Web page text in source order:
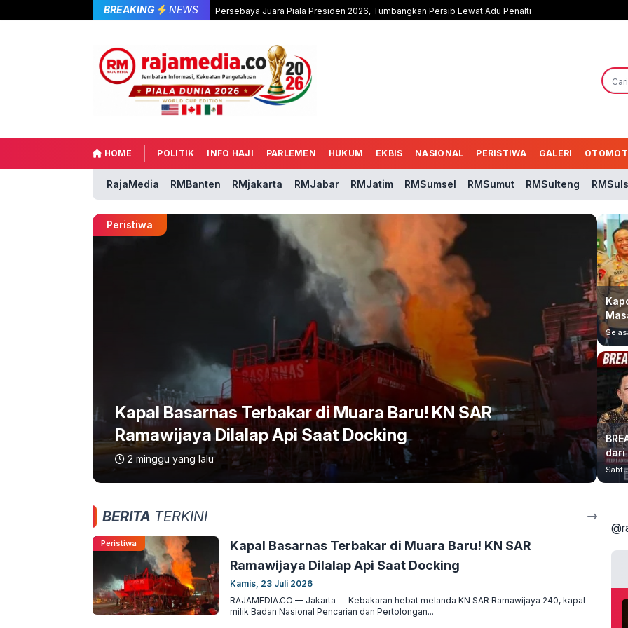
BREAKING NEWS Persebaya Juara Piala Presiden 2026, Tumbangkan Persib Lewat Adu Penalti
HOME POLITIK INFO HAJI PARLEMEN HUKUM EKBIS NASIONAL PERISTIWA GALERI
RajaMedia RMBanten RMjakarta RMJabar RMJatim RMSumsel RMSumut RMSulteng
Peristiwa
Kapal Basarnas Terbakar di Muara Baru! KN SAR
Ramawijaya Dilalap Api Saat Docking
2 minggu yang lalu
dari
BERITA TERKINI
Peristiwa
Kapal Basarnas Terbakar di Muara Baru! KN SAR
Ramawijaya Dilalap Api Saat Docking
Kamis, 23 Juli 2026
RAJAMEDIA.CO — Jakarta — Kebakaran hebat melanda KN SAR Ramawijaya 240, kapal
milik Badan Nasional Pencarian dan Pertolongan...